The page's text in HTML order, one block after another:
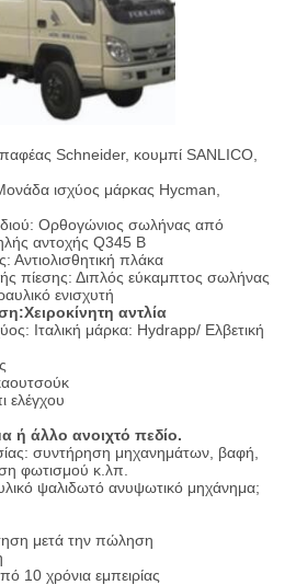
Schneider, κουμπί SANLICO,
ισχύος μάρκας Hycman,
Ορθογώνιος σωλήνας από
αντοχής Q345 B
Αντιολισθητική πλάκα
πίεσης: Διπλός εύκαμπτος σωλήνας
ενισχυτή
Χειροκίνητη αντλία
Ιταλική μάρκα: Hydrapp/ Ελβετική
ελέγχου
ή άλλο ανοιχτό πεδίο.
συντήρηση μηχανημάτων, βαφή,
φωτισμού κ.λπ.
ψαλιδωτό ανυψωτικό μηχάνημα;
μετά την πώληση
10 χρόνια εμπειρίας